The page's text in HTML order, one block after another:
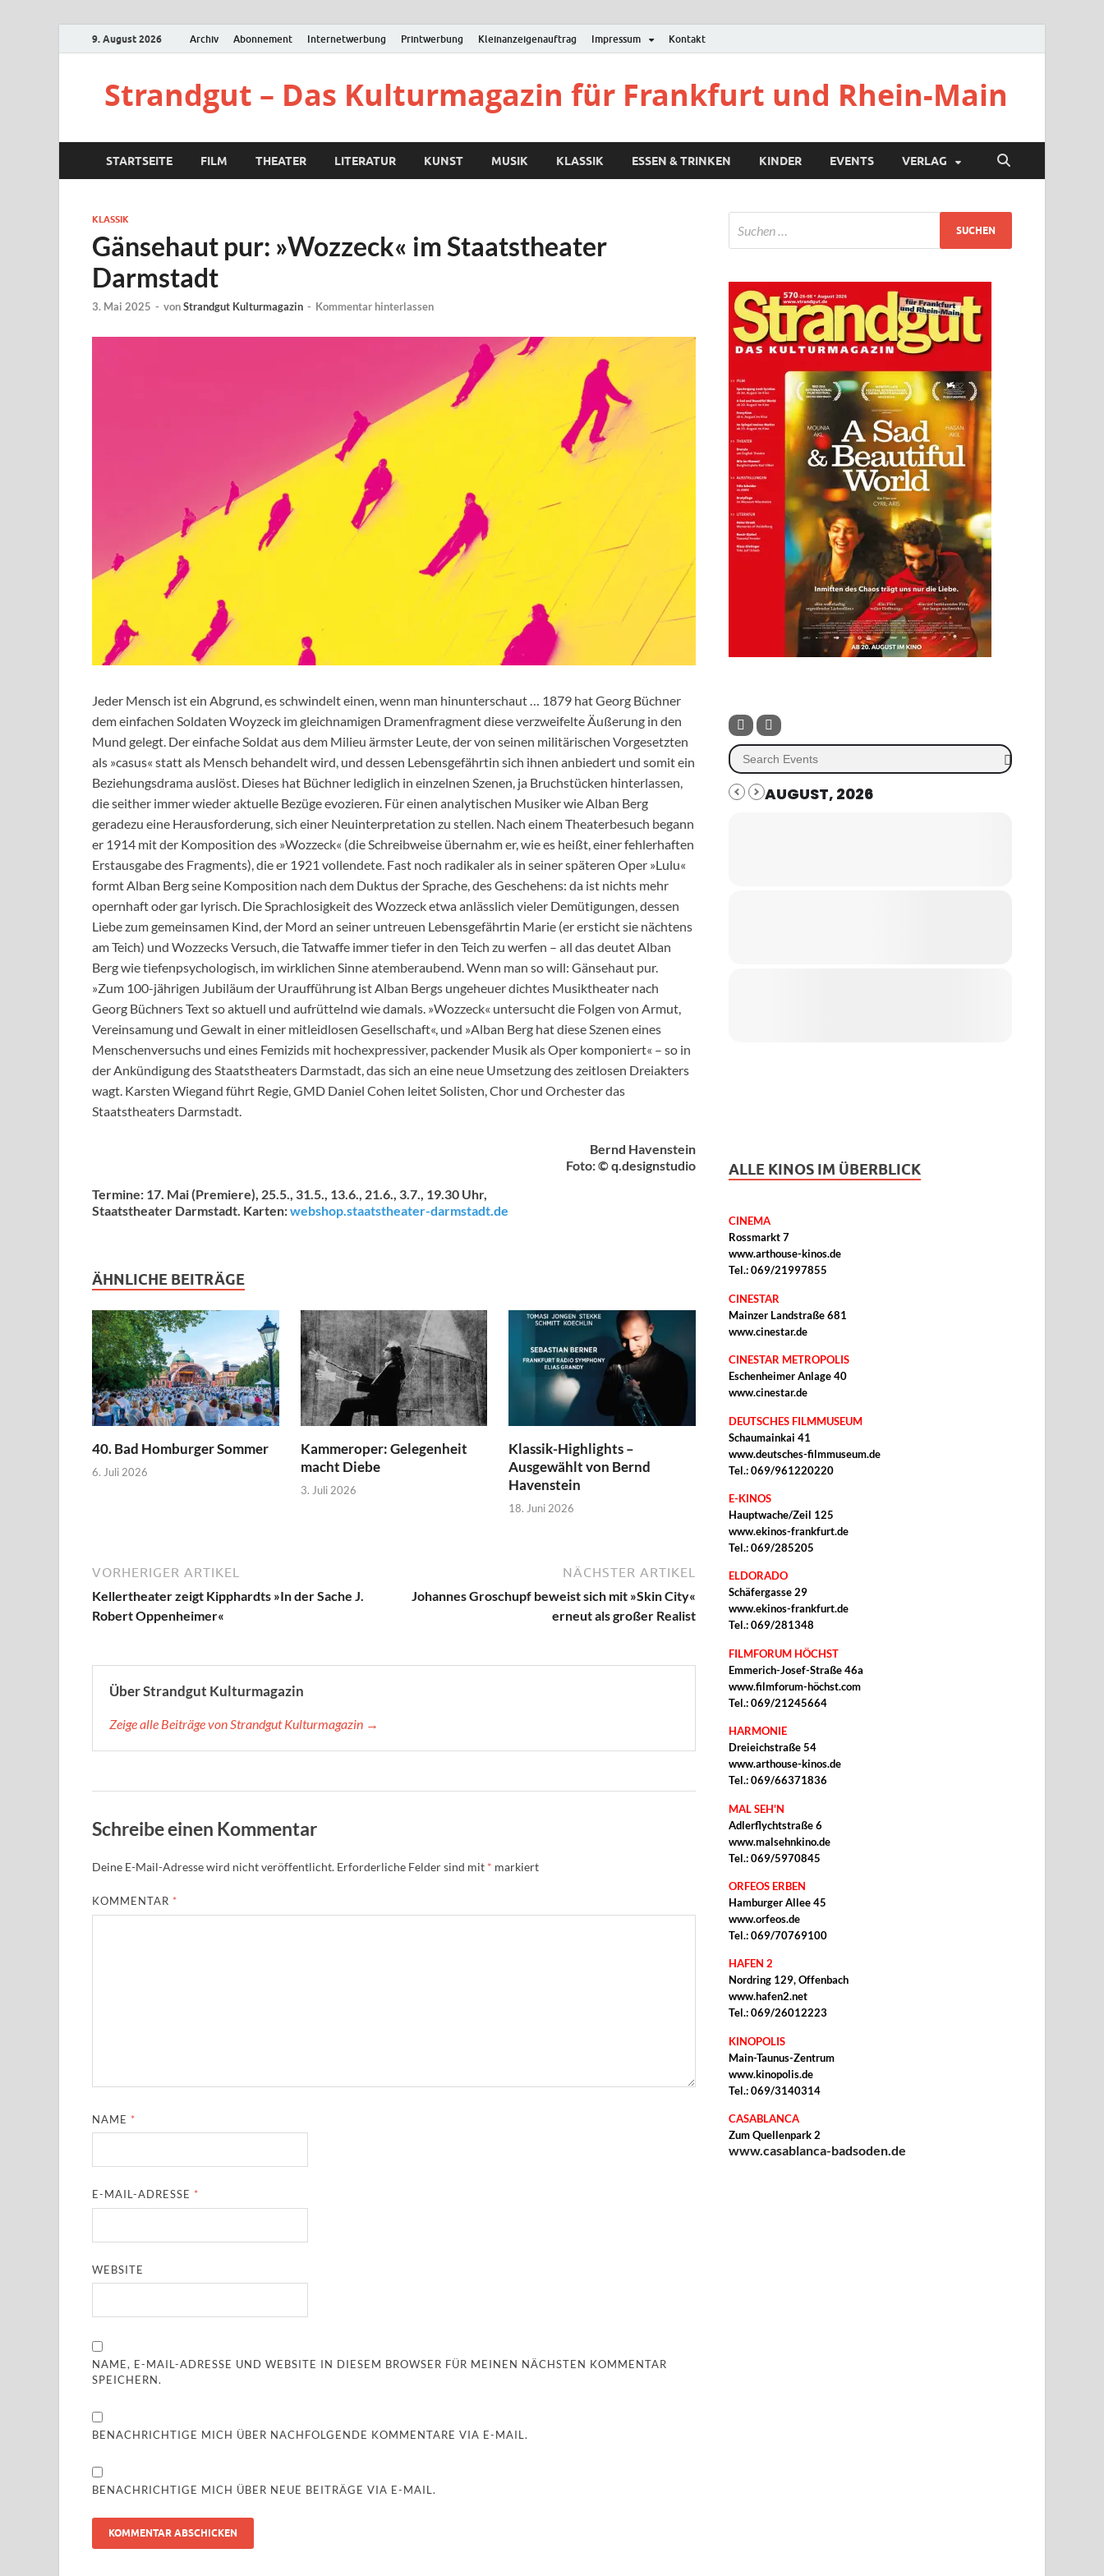
9. August 2026 Archiv Abonnement Internetwerbung Printwerbung Kleinanzeigenauftrag Impressum Kontakt
Strandgut – Das Kulturmagazin für Frankfurt und Rhein-Main
STARTSEITE FILM THEATER LITERATUR KUNST MUSIK KLASSIK ESSEN & TRINKEN KINDER EVENTS VERLAG
KLASSIK
Gänsehaut pur: »Wozzeck« im Staatstheater
Darmstadt
3. Mai 2025 - vonStrandgut Kulturmagazin - Kommentar hinterlassen
Jeder Mensch ist ein Abgrund, es schwindelt einen, wenn man hinunterschaut … 1879 hat Georg Büchner
dem einfachen Soldaten Woyzeck im gleichnamigen Dramenfragment diese verzweifelte Äußerung in den
Mund gelegt. Der einfache Soldat aus dem Milieu ärmster Leute, der von seinen militärischen Vorgesetzten
als »casus« statt als Mensch behandelt wird, und dessen Lebensgefährtin sich ihnen anbiedert und somit ein
Beziehungsdrama auslöst. Dieses hat Büchner lediglich in einzelnen Szenen, ja Bruchstücken hinterlassen,
die seither immer wieder aktuelle Bezüge evozieren. Für einen analytischen Musiker wie Alban Berg
geradezu eine Herausforderung, sich einer Neuinterpretation zu stellen. Nach einem Theaterbesuch begann
er 1914 mit der Komposition des »Wozzeck« (die Schreibweise übernahm er, wie es heißt, einer fehlerhaften
Erstausgabe des Fragments), die er 1921 vollendete. Fast noch radikaler als in seiner späteren Oper »Lulu«
formt Alban Berg seine Komposition nach dem Duktus der Sprache, des Geschehens: da ist nichts mehr
opernhaft oder gar lyrisch. Die Sprachlosigkeit des Wozzeck etwa anlässlich vieler Demütigungen, dessen
Liebe zum gemeinsamen Kind, der Mord an seiner untreuen Lebensgefährtin Marie (er ersticht sie nächtens
am Teich) und Wozzecks Versuch, die Tatwaffe immer tiefer in den Teich zu werfen – all das deutet Alban
Berg wie tiefenpsychologisch, im wirklichen Sinne atemberaubend. Wenn man so will: Gänsehaut pur.
»Zum 100-jährigen Jubiläum der Uraufführung ist Alban Bergs ungeheuer dichtes Musiktheater nach
Georg Büchners Text so aktuell und aufrüttelnd wie damals. »Wozzeck« untersucht die Folgen von Armut,
Vereinsamung und Gewalt in einer mitleidlosen Gesellschaft«, und »Alban Berg hat diese Szenen eines
Menschenversuchs und eines Femizids mit hochexpressiver, packender Musik als Oper komponiert« – so in
der Ankündigung des Staatstheaters Darmstadt, das sich an eine neue Umsetzung des zeitlosen Dreiakters
wagt. Karsten Wiegand führt Regie, GMD Daniel Cohen leitet Solisten, Chor und Orchester das
Staatstheaters Darmstadt.
Bernd Havenstein
Foto: © q.designstudio
Termine: 17. Mai (Premiere), 25.5., 31.5., 13.6., 21.6., 3.7., 19.30 Uhr,
Staatstheater Darmstadt. Karten:webshop.staatstheater-darmstadt.de
ÄHNLICHE BEITRÄGE
40. Bad Homburger Sommer
6. Juli 2026
Kammeroper: Gelegenheit
macht Diebe
3. Juli 2026
Klassik-Highlights –
Ausgewählt von Bernd
Havenstein
18. Juni 2026
VORHERIGER ARTIKEL
Kellertheater zeigt Kipphardts »In der Sache J.
Robert Oppenheimer«
NÄCHSTER ARTIKEL
Johannes Groschupf beweist sich mit »Skin City«
erneut als großer Realist
Über Strandgut Kulturmagazin
Zeige alle Beiträge von Strandgut Kulturmagazin →
Schreibe einen Kommentar
Deine E-Mail-Adresse wird nicht veröffentlicht. Erforderliche Felder sind mit * markiert
KOMMENTAR *
NAME *
E-MAIL-ADRESSE *
WEBSITE
NAME, E-MAIL-ADRESSE UND WEBSITE IN DIESEM BROWSER FÜR MEINEN NÄCHSTEN KOMMENTAR
SPEICHERN.
BENACHRICHTIGE MICH ÜBER NACHFOLGENDE KOMMENTARE VIA E-MAIL.
BENACHRICHTIGE MICH ÜBER NEUE BEITRÄGE VIA E-MAIL.
AUGUST, 2026
ALLE KINOS IM ÜBERBLICK
CINEMA
Rossmarkt 7
www.arthouse-kinos.de
Tel.: 069/21997855
CINESTAR
Mainzer Landstraße 681
www.cinestar.de
CINESTAR METROPOLIS
Eschenheimer Anlage 40
www.cinestar.de
DEUTSCHES FILMMUSEUM
Schaumainkai 41
www.deutsches-filmmuseum.de
Tel.: 069/961220220
E-KINOS
Hauptwache/Zeil 125
www.ekinos-frankfurt.de
Tel.: 069/285205
ELDORADO
Schäfergasse 29
www.ekinos-frankfurt.de
Tel.: 069/281348
FILMFORUM HÖCHST
Emmerich-Josef-Straße 46a
www.filmforum-höchst.com
Tel.: 069/21245664
HARMONIE
Dreieichstraße 54
www.arthouse-kinos.de
Tel.: 069/66371836
MAL SEH'N
Adlerflychtstraße 6
www.malsehnkino.de
Tel.: 069/5970845
ORFEOS ERBEN
Hamburger Allee 45
www.orfeos.de
Tel.: 069/70769100
HAFEN 2
Nordring 129, Offenbach
www.hafen2.net
Tel.: 069/26012223
KINOPOLIS
Main-Taunus-Zentrum
www.kinopolis.de
Tel.: 069/3140314
CASABLANCA
Zum Quellenpark 2
www.casablanca-badsoden.de